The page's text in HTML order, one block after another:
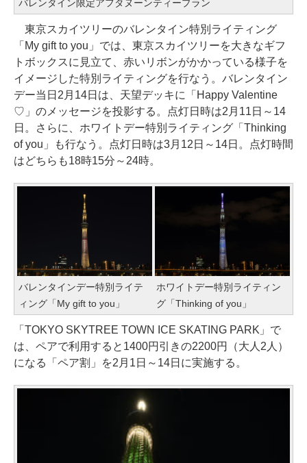
バレンタイン限定アフタヌーンティープラン
東京スカイツリーのバレンタイン特別ライティング
「My gift to you」では、東京スカイツリーを大きなギフ
トボックスに見立て、赤いリボンがかかっている様子を
イメージした特別ライティングを行なう。バレンタイン
デー当日2月14日は、天望デッキに「Happy Valentine
♡」のメッセージを投影する。点灯日時は2月11日～14
日。さらに、ホワイトデー特別ライティング「Thinking
of you」も行なう。点灯日時は3月12日～14日。点灯時間
はどちらも18時15分～24時。
バレンタインデー特別ライテ
ィング「My gift to you」
ホワイトデー特別ライティン
グ「Thinking of you」
「TOKYO SKYTREE TOWN ICE SKATING PARK」で
は、ペアで利用すると1400円引きの2200円（大人2人）
になる「ペア割」を2月1日～14日に実施する。